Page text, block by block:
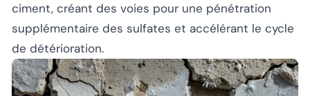
ciment, créant des voies pour une pénétration
supplémentaire des sulfates et accélérant le cycle
de détérioration.